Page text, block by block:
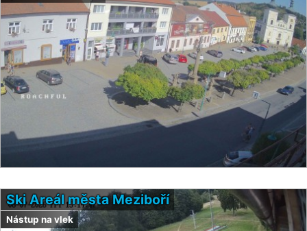
Ski Areál města Meziboří
Nástup na vlek